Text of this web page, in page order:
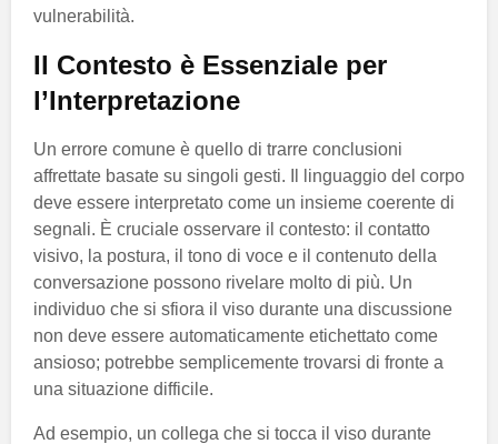
vulnerabilità.
Il Contesto è Essenziale per
l’Interpretazione
Un errore comune è quello di trarre conclusioni
affrettate basate su singoli gesti. Il linguaggio del corpo
deve essere interpretato come un insieme coerente di
segnali. È cruciale osservare il contesto: il contatto
visivo, la postura, il tono di voce e il contenuto della
conversazione possono rivelare molto di più. Un
individuo che si sfiora il viso durante una discussione
non deve essere automaticamente etichettato come
ansioso; potrebbe semplicemente trovarsi di fronte a
una situazione difficile.
Ad esempio, un collega che si tocca il viso durante